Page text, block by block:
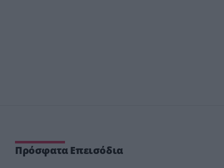
Πρόσφατα Επεισόδια